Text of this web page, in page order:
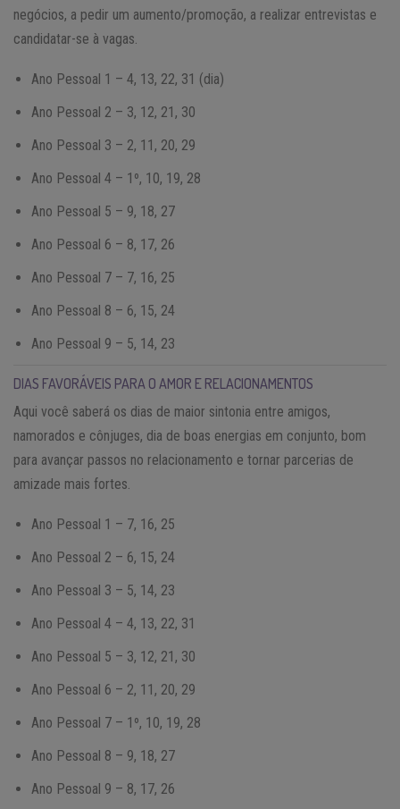
negócios, a pedir um aumento/promoção, a realizar entrevistas e
candidatar-se à vagas.
Ano Pessoal 1 – 4, 13, 22, 31 (dia)
Ano Pessoal 2 – 3, 12, 21, 30
Ano Pessoal 3 – 2, 11, 20, 29
Ano Pessoal 4 – 1º, 10, 19, 28
Ano Pessoal 5 – 9, 18, 27
Ano Pessoal 6 – 8, 17, 26
Ano Pessoal 7 – 7, 16, 25
Ano Pessoal 8 – 6, 15, 24
Ano Pessoal 9 – 5, 14, 23
DIAS FAVORÁVEIS PARA O AMOR E RELACIONAMENTOS
Aqui você saberá os dias de maior sintonia entre amigos,
namorados e cônjuges, dia de boas energias em conjunto, bom
para avançar passos no relacionamento e tornar parcerias de
amizade mais fortes.
Ano Pessoal 1 – 7, 16, 25
Ano Pessoal 2 – 6, 15, 24
Ano Pessoal 3 – 5, 14, 23
Ano Pessoal 4 – 4, 13, 22, 31
Ano Pessoal 5 – 3, 12, 21, 30
Ano Pessoal 6 – 2, 11, 20, 29
Ano Pessoal 7 – 1º, 10, 19, 28
Ano Pessoal 8 – 9, 18, 27
Ano Pessoal 9 – 8, 17, 26